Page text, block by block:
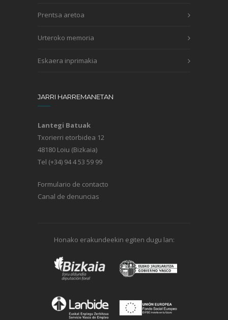
Prentsa aretoa
Urteroko memoria
Eskaera inprimakia
JARRI HARREMANETAN
Lantegi Batuak
Txorierri etorbidea 12
48180 Loiu (Bizkaia)
Tel (+34) 94 4 53 59 99
Formulario de contacto
Canal de denuncias
Honako erakundeekin egiten dugu lan: